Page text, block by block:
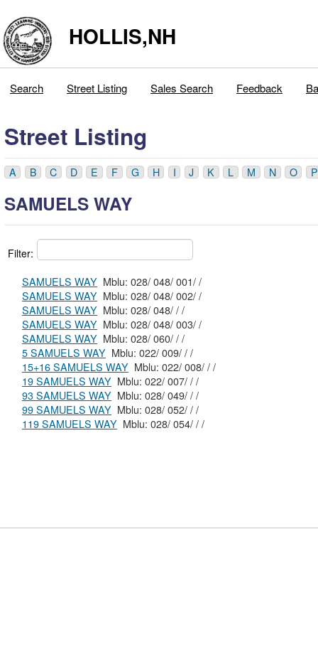
HOLLIS,NH
Search Street Listing Sales Search Feedback
Street Listing
A B C D E F G H I J K L M N O P
SAMUELS WAY
Filter:
SAMUELS WAY
Mblu: 028/ 048/ 001/ /
SAMUELS WAY
Mblu: 028/ 048/ 002/ /
SAMUELS WAY
Mblu: 028/ 048/ / /
SAMUELS WAY
Mblu: 028/ 048/ 003/ /
SAMUELS WAY Mblu: 028/ 060/ / /
5 SAMUELS WAY
Mblu: 022/ 009/ / /
15+16 SAMUELS WAY
Mblu: 022/ 008/ / /
19 SAMUELS WAY
Mblu: 022/ 007/ / /
93 SAMUELS WAY
Mblu: 028/ 049/ / /
99 SAMUELS WAY
Mblu: 028/ 052/ / /
119 SAMUELS WAY
Mblu: 028/ 054/ / /